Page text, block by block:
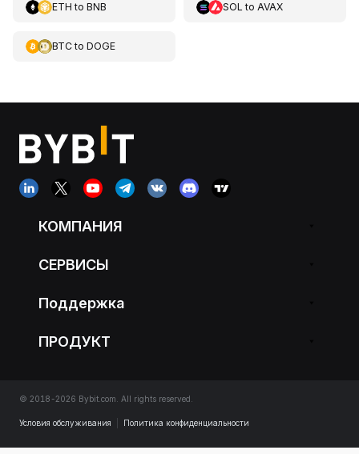
ETH to BNB SOL to AVAX
BTCto DOGE
КОМПАНИЯ
СЕРВИСЫ
Поддержка
ПРОДУКТ
© 2018-2026 Bybit.com. All rights reserved.
Условия обслуживания Политика конфиденциальности